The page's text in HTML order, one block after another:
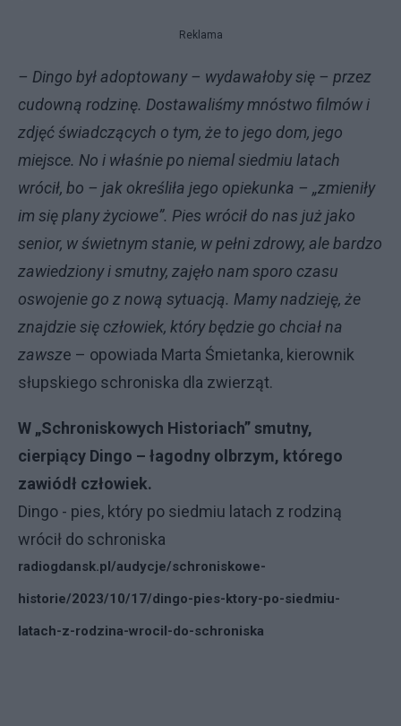
Reklama
– Dingo był adoptowany – wydawałoby się – przez
cudowną rodzinę. Dostawaliśmy mnóstwo filmów i
zdjęć świadczących o tym, że to jego dom, jego
miejsce. No i właśnie po niemal siedmiu latach
wrócił, bo – jak określiła jego opiekunka – „zmieniły
im się plany życiowe”. Pies wrócił do nas już jako
senior, w świetnym stanie, w pełni zdrowy, ale bardzo
zawiedziony i smutny, zajęło nam sporo czasu
oswojenie go z nową sytuacją. Mamy nadzieję, że
znajdzie się człowiek, który będzie go chciał na
zawsze – opowiada Marta Śmietanka, kierownik
słupskiego schroniska dla zwierząt.
W „Schroniskowych Historiach” smutny,
cierpiący Dingo – łagodny olbrzym, którego
zawiódł człowiek.
Dingo - pies, który po siedmiu latach z rodziną
wrócił do schroniska
radiogdansk.pl/audycje/schroniskowe-
historie/2023/10/17/dingo-pies-ktory-po-siedmiu-
latach-z-rodzina-wrocil-do-schroniska